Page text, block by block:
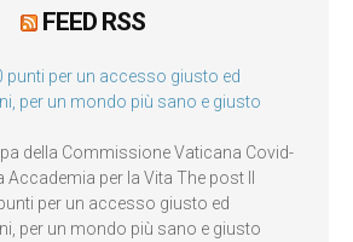
FEED RSS
punti per un accesso giusto ed
per un mondo più sano e giusto
della Commissione Vaticana Covid-
Accademia per la Vita The post Il
per un accesso giusto ed
per un mondo più sano e giusto